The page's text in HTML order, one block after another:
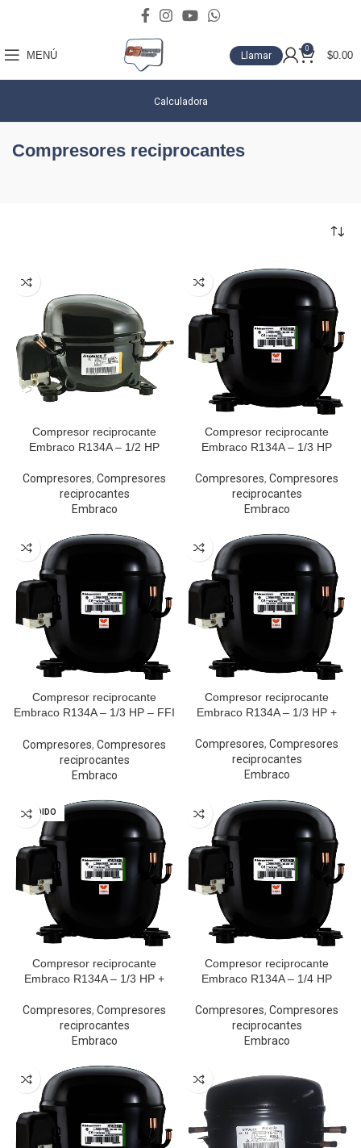
MENÚ Llamar
0
$0.00
Calculadora
Compresores reciprocantes
Compresor reciprocante
Embraco R134A – 1/2 HP
Compresores, Compresores
reciprocantes
Embraco
Compresor reciprocante
Embraco R134A – 1/3 HP
Compresores, Compresores
reciprocantes
Embraco
Compresor reciprocante
Embraco R134A – 1/3 HP – FFI
Compresores, Compresores
reciprocantes
Embraco
Compresor reciprocante
Embraco R134A – 1/3 HP +
Compresores, Compresores
reciprocantes
Embraco
VENDIDO
Compresor reciprocante
Embraco R134A – 1/3 HP +
Compresores, Compresores
reciprocantes
Embraco
Compresor reciprocante
Embraco R134A – 1/4 HP
Compresores, Compresores
reciprocantes
Embraco